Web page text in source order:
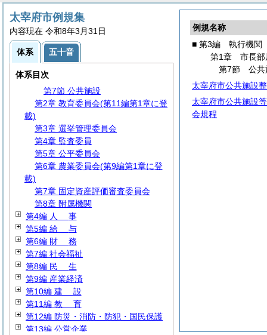
例規名称
■ 第3編 執行機関
第1章 市長部
第7節 公共
太宰府市公共施設
太宰府市公共施設
会規程
太宰府市例規集
内容現在 令和8年3月31日
体系 五十音
体系目次
第1章 市長部局
第1節 事務分掌
第2節 代理・代決等
第3節 情報の公開・保護
第4節 行政手続
第5節 文書・公印
第6節 企画・広報
第7節 公共施設
第2章 教育委員会(第11編第1章に登
載)
第3章 選挙管理委員会
第4章 監査委員
第5章 公平委員会
第6章 農業委員会(第9編第1章に登
載)
第7章 固定資産評価審査委員会
第8章 附属機関
第4編 人 事
第5編 給 与
第6編 財 務
第7編 社会福祉
第8編 民 生
第9編 産業経済
第10編 建 設
第11編 教 育
第12編 防災・消防・防犯・国民保護
第13編 公営企業